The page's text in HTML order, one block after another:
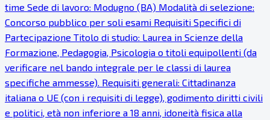
time Sede di lavoro: Modugno (BA) Modalità di selezione:
Concorso pubblico per soli esami Requisiti Specifici di
Partecipazione Titolo di studio: Laurea in Scienze della
Formazione, Pedagogia, Psicologia o titoli equipollenti (da
verificare nel bando integrale per le classi di laurea
specifiche ammesse). Requisiti generali: Cittadinanza
italiana o UE (con i requisiti di legge), godimento diritti civili
e politici, età non inferiore a 18 anni, idoneità fisica alla